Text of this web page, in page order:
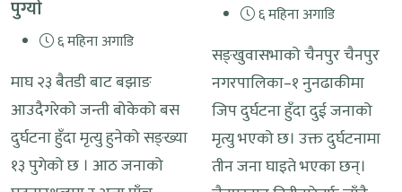
पुग्याे
६ महिना अगाडि
माघ २३ बैतडी बाट बझाङ
आउदैगरेकाे जन्ती बोकेको बस
दुर्घटना हुँदा मृत्यु हुनेको सङ्ख्या
१३ पुगेको छ । आठ जनाको
६ महिना अगाडि
सङ्खुवासभाको चैनपुर चैनपुर
नगरपालिका–१ नुनढाकीमा
जिप दुर्घटना हुँदा दुई जनाको
मृत्यु भएको छ। उक्त दुर्घटनामा
तीन जना घाइते भएका छन्।